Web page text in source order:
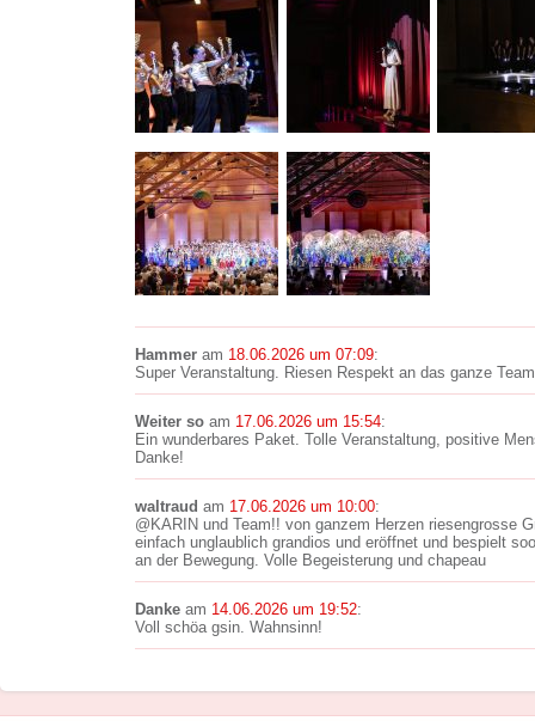
Hammer am 18.06.2026 um 07:09:
Super Veranstaltung. Riesen Respekt an das ganze
Weiter so am 17.06.2026 um 15:54:
Ein wunderbares Paket. Tolle Veranstaltung, positive
Danke!
waltraud am 17.06.2026 um 10:00:
@KARIN und Team!! von ganzem Herzen riesengrosse
einfach unglaublich grandios und eröffnet und bespielt
an der Bewegung. Volle Begeisterung und chapeau
Danke am 14.06.2026 um 19:52:
Voll schöa gsin. Wahnsinn!